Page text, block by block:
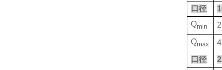
口径
Qmin
Qmax
口径